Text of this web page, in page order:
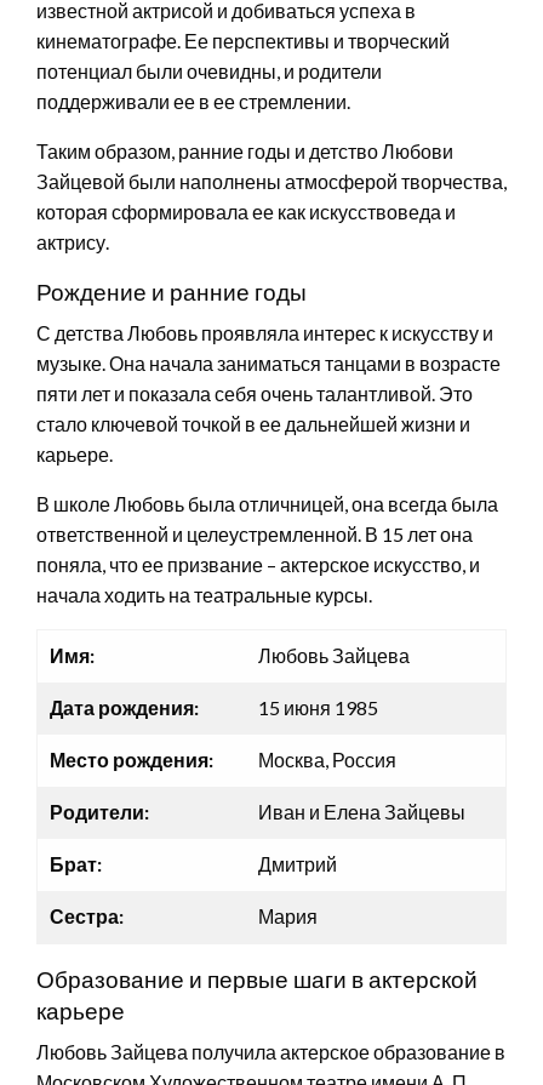
известной актрисой и добиваться успеха в
кинематографе. Ее перспективы и творческий
потенциал были очевидны, и родители
поддерживали ее в ее стремлении.
Таким образом, ранние годы и детство Любови
Зайцевой были наполнены атмосферой творчества,
которая сформировала ее как искусствоведа и
актрису.
Рождение и ранние годы
С детства Любовь проявляла интерес к искусству и
музыке. Она начала заниматься танцами в возрасте
пяти лет и показала себя очень талантливой. Это
стало ключевой точкой в ее дальнейшей жизни и
карьере.
В школе Любовь была отличницей, она всегда была
ответственной и целеустремленной. В 15 лет она
поняла, что ее призвание – актерское искусство, и
начала ходить на театральные курсы.
Имя: Любовь Зайцева
Дата рождения: 15 июня 1985
Место рождения: Москва, Россия
Родители: Иван и Елена Зайцевы
Брат: Дмитрий
Сестра: Мария
Образование и первые шаги в актерской
карьере
Любовь Зайцева получила актерское образование в